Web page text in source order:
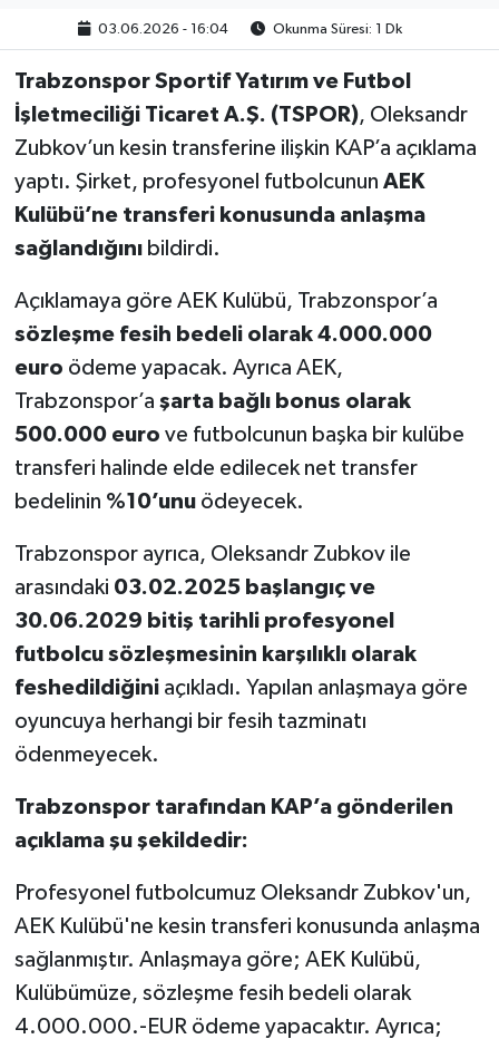
03.06.2026 - 16:04 Okunma Süresi: 1 Dk
Trabzonspor Sportif Yatırım ve Futbol
İşletmeciliği Ticaret A.Ş. (TSPOR), Oleksandr
Zubkov’un kesin transferine ilişkin KAP’a açıklama
yaptı. Şirket, profesyonel futbolcunun AEK
Kulübü’ne transferi konusunda anlaşma
sağlandığınıbildirdi.
Açıklamaya göre AEK Kulübü, Trabzonspor’a
sözleşme fesih bedeli olarak 4.000.000
euro ödeme yapacak. Ayrıca AEK,
Trabzonspor’a şarta bağlı bonus olarak
500.000 euro ve futbolcunun başka bir kulübe
transferi halinde elde edilecek net transfer
bedelinin %10’unuödeyecek.
Trabzonspor ayrıca, Oleksandr Zubkov ile
arasındaki 03.02.2025 başlangıç ve
30.06.2029 bitiş tarihli profesyonel
futbolcu sözleşmesinin karşılıklı olarak
feshedildiğiniaçıkladı. Yapılan anlaşmaya göre
oyuncuya herhangi bir fesih tazminatı
ödenmeyecek.
Trabzonspor tarafından KAP’a gönderilen
açıklama şu şekildedir:
Profesyonel futbolcumuz Oleksandr Zubkov'un,
AEK Kulübü'ne kesin transferi konusunda anlaşma
sağlanmıştır. Anlaşmaya göre; AEK Kulübü,
Kulübümüze, sözleşme fesih bedeli olarak
4.000.000.-EUR ödeme yapacaktır. Ayrıca;
İletişim